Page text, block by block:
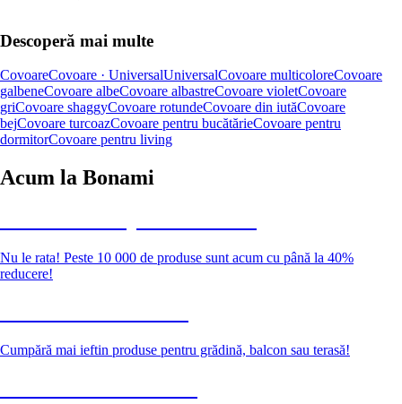
Descoperă mai multe
CovoareCovoare · UniversalUniversalCovoare multicoloreCovoare
galbeneCovoare albeCovoare albastreCovoare violetCovoare
griCovoare shaggyCovoare rotundeCovoare din iutăCovoare
bejCovoare turcoazCovoare pentru bucătărieCovoare pentru
dormitorCovoare pentru living
Acum la Bonami
Nu le rata! Peste 10 000 de produse sunt acum cu până la 40%
reducere!
Cumpără mai ieftin produse pentru grădină, balcon sau terasă!